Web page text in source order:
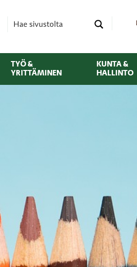
TYÖ &
YRITTÄMINEN
KUNTA &
HALLINTO